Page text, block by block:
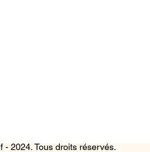
- 2024. Tous droits réservés.